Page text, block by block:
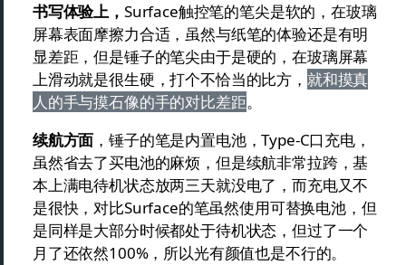
书写体验上， Surface触控笔的笔尖是软的，在玻璃
屏幕表面摩擦力合适，虽然与纸笔的体验还是有明
显差距，但是锤子的笔尖由于是硬的，在玻璃屏幕
上滑动就是很生硬，打个不恰当的比方， 就和摸真
人的手与摸石像的手的对比差距。
续航方面 ，锤子的笔是内置电池，Type-C口充电，
虽然省去了买电池的麻烦，但是续航非常拉跨，基
本上满电待机状态放两三天就没电了，而充电又不
是很快，对比Surface的笔虽然使用可替换电池，但
是同样是大部分时候都处于待机状态，但过了一个
月了还依然100%，所以光有颜值也是不行的。